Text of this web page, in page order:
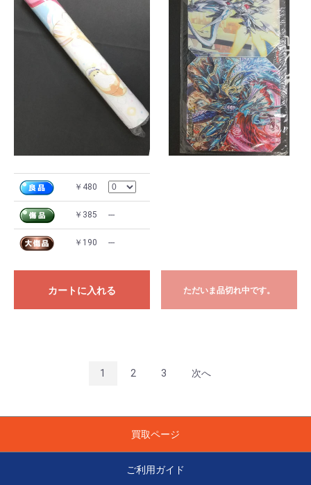
￥480
￥385 ---
￥190 ---
カートに入れる ただいま品切れ中です。
1 2 3 次へ
買取ページ
ご利用ガイド